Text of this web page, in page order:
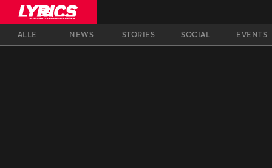
ALLE NEWS STORIES SOCIAL EVENTS